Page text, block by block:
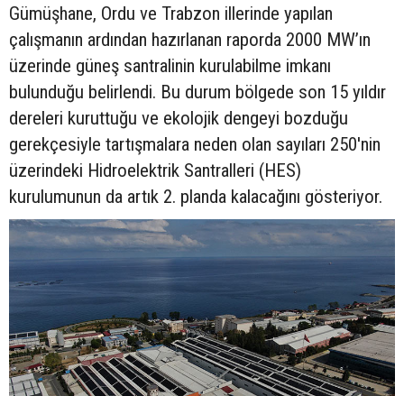
Gümüşhane, Ordu ve Trabzon illerinde yapılan
çalışmanın ardından hazırlanan raporda 2000 MW’ın
üzerinde güneş santralinin kurulabilme imkanı
bulunduğu belirlendi. Bu durum bölgede son 15 yıldır
dereleri kuruttuğu ve ekolojik dengeyi bozduğu
gerekçesiyle tartışmalara neden olan sayıları 250'nin
üzerindeki Hidroelektrik Santralleri (HES)
kurulumunun da artık 2. planda kalacağını gösteriyor.